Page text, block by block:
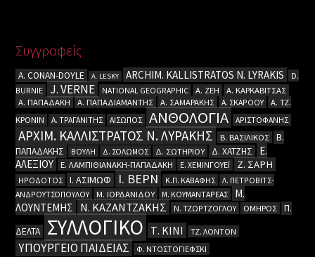
Συγγραφείς
A. CΟΝΑΝ-DOYLE A. LESKY ARCHIM. KALLISTRATOS N. LYRAKIS
D.
BURNIE
J. VERNE NATIONAL GEOGRAPHIC Α. ΖΕΗ
Α. ΚΑΡΚΑΒΙΤΣΑΣ
Α. ΠΑΠΑΔΑΚΗ
Α. ΠΑΠΑΔΙΑΜΑΝΤΗΣ Α. ΣΑΜΑΡΑΚΗΣ Α. ΣΚΑΡΟΟΥ
Α. ΤΖ.
ΚΡΟΝΙΝ
Α. ΤΡΑΓΑΝΙΤΗΣ ΑΙΣΩΠΟΣ ΑΝΘΟΛΟΓΙΑ ΑΡΙΣΤΟΦΑΝΗΣ
ΑΡΧΙΜ. ΚΑΛΛΙΣΤΡΑΤΟΣ Ν. ΛΥΡΑΚΗΣ Β. ΒΑΣΙΛΙΚΟΣ
Β.
ΠΑΠΑΔΑΚΗΣ
ΒΟΥΛΗ Δ. ΣΟΛΩΜΟΣ Δ. ΣΩΤΗΡΙΟΥ Δ. ΧΑΤΖΗΣ
Ε.
ΑΛΕΞΙΟΥ
Ε. ΛΑΜΠΙΘΙΑΝΑΚΗ-ΠΑΠΑΔΑΚΗ Ε. ΧΕΜΙΝΓΟΥΕΪ Ζ. ΣΑΡΗ
ΗΡΟΔΟΤΟΣ Ι. ΑΣΙΜΩΦ Ι. ΒΕΡΝ Κ.Π. ΚΑΒΑΦΗΣ
Λ. ΠΕΤΡΟΒΙΤΣ-
ΑΝΔΡΟΥΤΣΟΠΟΥΛΟΥ
Μ. ΙΟΡΔΑΝΙΔΟΥ Μ. ΚΟΥΜΑΝΤΑΡΕΑΣ
Μ.
ΛΟΥΝΤΕΜΗΣ
Ν. ΚΑΖΑΝΤΖΑΚΗΣ Ν. ΤΖΩΡΤΖΟΓΛΟΥ ΟΜΗΡΟΣ
Π.
ΔΕΛΤΑ
ΣΥΛΛΟΓΙΚΟ Τ. ΚΙΝΙ ΤΖ. ΛΟΝΤΟΝ
ΥΠΟΥΡΓΕΙΟ ΠΑΙΔΕΙΑΣ Φ. ΝΤΟΣΤΟΓΙΕΦΣΚΙ